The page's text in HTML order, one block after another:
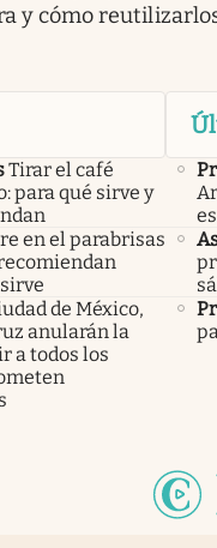
y cómo
Tirar el café
para qué sirve y
en el parabrisas
de México,
anularán la
a todos los